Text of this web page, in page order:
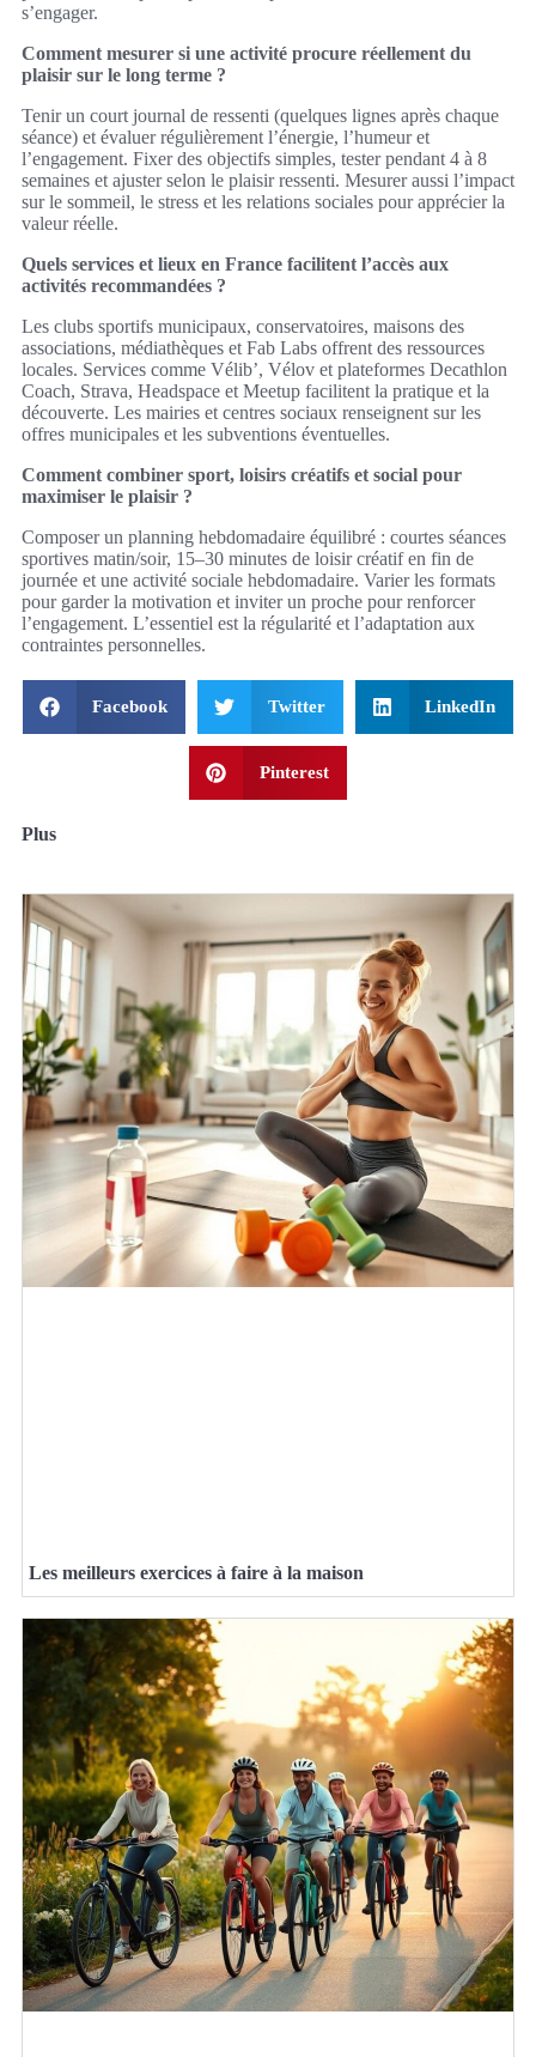
s’engager.
Comment mesurer si une activité procure réellement du
plaisir sur le long terme ?
Tenir un court journal de ressenti (quelques lignes après chaque
séance) et évaluer régulièrement l’énergie, l’humeur et
l’engagement. Fixer des objectifs simples, tester pendant 4 à 8
semaines et ajuster selon le plaisir ressenti. Mesurer aussi l’impact
sur le sommeil, le stress et les relations sociales pour apprécier la
valeur réelle.
Quels services et lieux en France facilitent l’accès aux
activités recommandées ?
Les clubs sportifs municipaux, conservatoires, maisons des
associations, médiathèques et Fab Labs offrent des ressources
locales. Services comme Vélib’, Vélov et plateformes Decathlon
Coach, Strava, Headspace et Meetup facilitent la pratique et la
découverte. Les mairies et centres sociaux renseignent sur les
offres municipales et les subventions éventuelles.
Comment combiner sport, loisirs créatifs et social pour
maximiser le plaisir ?
Composer un planning hebdomadaire équilibré : courtes séances
sportives matin/soir, 15–30 minutes de loisir créatif en fin de
journée et une activité sociale hebdomadaire. Varier les formats
pour garder la motivation et inviter un proche pour renforcer
l’engagement. L’essentiel est la régularité et l’adaptation aux
contraintes personnelles.
Facebook Twitter LinkedIn
Pinterest
Plus
Les meilleurs exercices à faire à la maison